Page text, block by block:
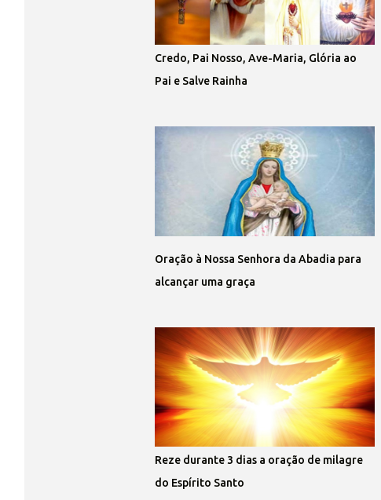
Credo, Pai Nosso, Ave-Maria, Glória ao
Pai e Salve Rainha
Oração à Nossa Senhora da Abadia para
alcançar uma graça
Reze durante 3 dias a oração de milagre
do Espírito Santo